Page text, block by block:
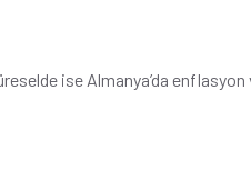
ise Almanya’da